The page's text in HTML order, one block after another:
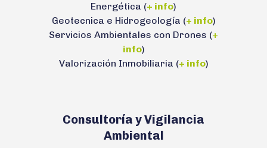
Energética (+ info)
Geotecnica e Hidrogeología (+ info)
Servicios Ambientales con Drones (+
info)
Valorización Inmobiliaria (+ info)
Consultoría y Vigilancia
Ambiental